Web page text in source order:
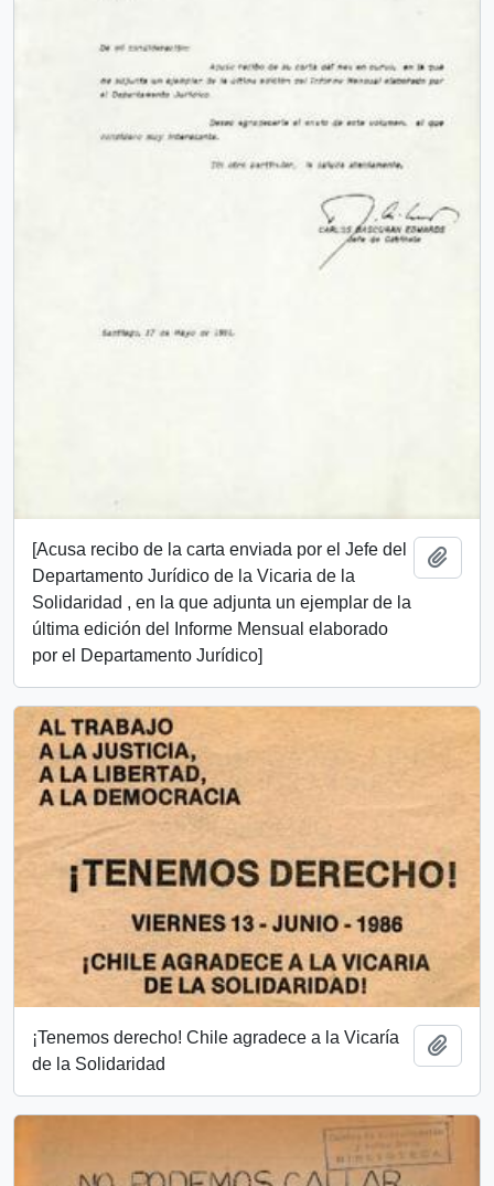
[Acusa recibo de la carta enviada por el Jefe del
Departamento Jurídico de la Vicaria de la
Solidaridad , en la que adjunta un ejemplar de la
última edición del Informe Mensual elaborado
por el Departamento Jurídico]
¡Tenemos derecho! Chile agradece a la Vicaría
de la Solidaridad